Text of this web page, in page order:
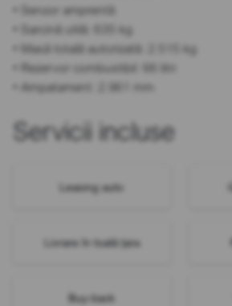
• Senzor amprentă
• Sarcină utilă: 635 kg
• Masă totală autorizată: 2.515 kg
• Rezervor combustibil: 66 litri
• Ampatament: 2.961 mm
Servicii incluse
Leasing auto
Livrare în toată țara
Buy-back